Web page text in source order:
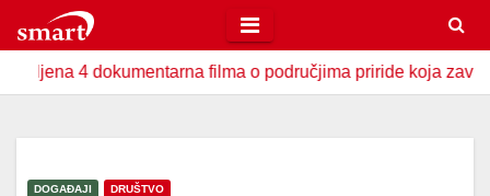
to
contentdokumentarna filma o područjima priride koja zavrjeđuju
DOGAĐAJI DRUŠTVO